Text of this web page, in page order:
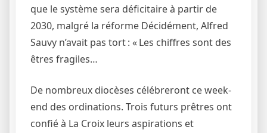
que le système sera déficitaire à partir de
2030, malgré la réforme Décidément, Alfred
Sauvy n’avait pas tort : « Les chiffres sont des
êtres fragiles…
De nombreux diocèses célébreront ce week-
end des ordinations. Trois futurs prêtres ont
confié à La Croix leurs aspirations et